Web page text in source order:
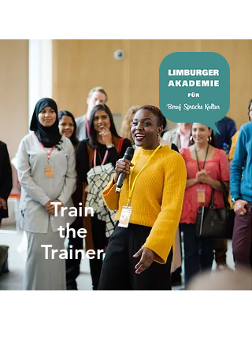
Train
the
Trainer